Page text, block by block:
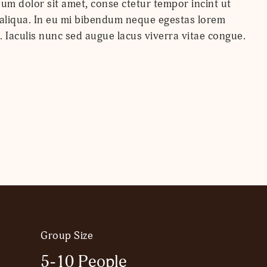
Iaculis nunc sed augue lacus viverra vitae congue.
Group Size
5-10 People